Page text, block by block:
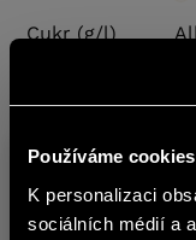
Používáme cookies
K personalizaci
sociálních médií a
Cukr (g/l)
Produkt